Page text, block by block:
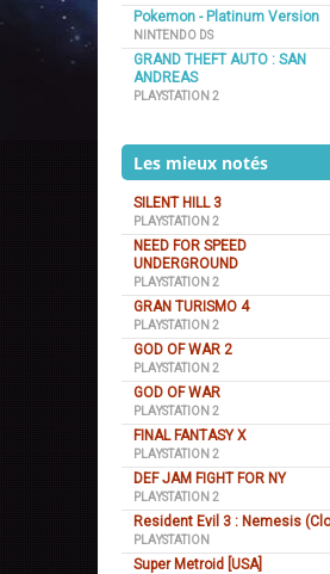
Pokemon - Platinum Version
NINTENDO DS
GRAND THEFT AUTO : SAN
ANDREAS
PLAYSTATION 2
Les mieux notés
SILENT HILL 3
PLAYSTATION 2
NEED FOR SPEED
UNDERGROUND
PLAYSTATION 2
GRAN TURISMO 4
PLAYSTATION 2
GOD OF WAR 2
PLAYSTATION 2
GOD OF WAR
PLAYSTATION 2
FINAL FANTASY X
PLAYSTATION 2
DEF JAM FIGHT FOR NY
PLAYSTATION 2
Resident Evil 3 : Nemesis
PLAYSTATION
Super Metroid [USA]